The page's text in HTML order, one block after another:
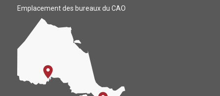
Emplacement des bureaux du CAO